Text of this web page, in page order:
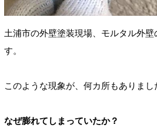
土浦市の外壁塗装現場、モルタル外
す。
このような現象が、何カ所もありまし
なぜ膨れてしまっていたか？